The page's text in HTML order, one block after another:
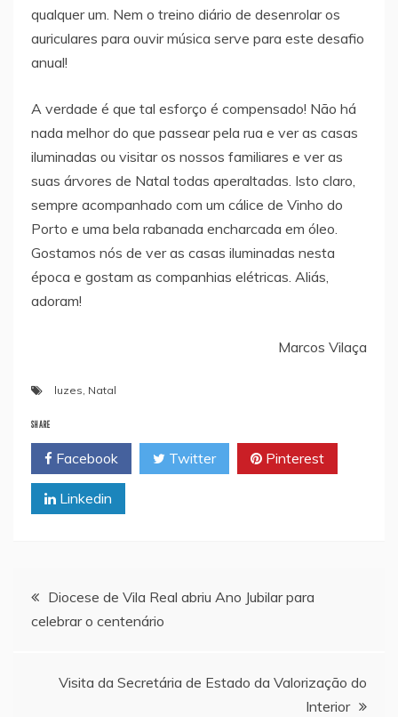
qualquer um. Nem o treino diário de desenrolar os
auriculares para ouvir música serve para este desafio
anual!
A verdade é que tal esforço é compensado! Não há
nada melhor do que passear pela rua e ver as casas
iluminadas ou visitar os nossos familiares e ver as
suas árvores de Natal todas aperaltadas. Isto claro,
sempre acompanhado com um cálice de Vinho do
Porto e uma bela rabanada encharcada em óleo.
Gostamos nós de ver as casas iluminadas nesta
época e gostam as companhias elétricas. Aliás,
adoram!
Marcos Vilaça
luzes Natal
SHARE
Facebook Twitter Pinterest
Linkedin
Navegação
artigos
Diocese de Vila Real abriu Ano Jubilar para
celebrar o centenário
Visita da Secretária de Estado da Valorização do
Interior